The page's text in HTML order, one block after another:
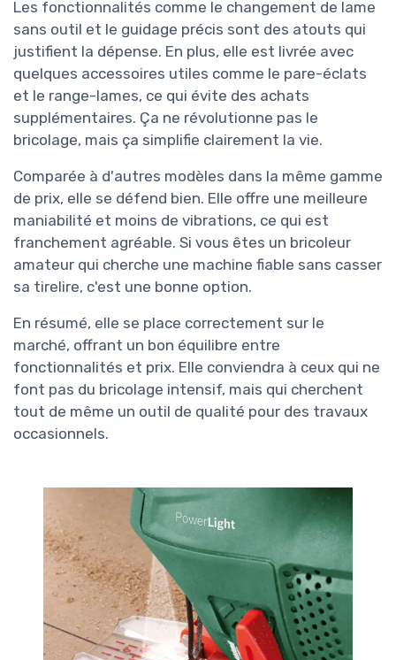
Les fonctionnalités comme le changement de lame
sans outil et le guidage précis sont des atouts qui
justifient la dépense. En plus, elle est livrée avec
quelques accessoires utiles comme le pare-éclats
et le range-lames, ce qui évite des achats
supplémentaires. Ça ne révolutionne pas le
bricolage, mais ça simplifie clairement la vie.
Comparée à d'autres modèles dans la même gamme
de prix, elle se défend bien. Elle offre une meilleure
maniabilité et moins de vibrations, ce qui est
franchement agréable. Si vous êtes un bricoleur
amateur qui cherche une machine fiable sans casser
sa tirelire, c'est une bonne option.
En résumé, elle se place correctement sur le
marché, offrant un bon équilibre entre
fonctionnalités et prix. Elle conviendra à ceux qui ne
font pas du bricolage intensif, mais qui cherchent
tout de même un outil de qualité pour des travaux
occasionnels.